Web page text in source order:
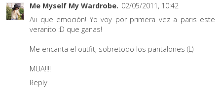
Me Myself My Wardrobe. 02/05/2011, 10:42
Aii que emoción! Yo voy por primera vez a paris este
veranito :D que ganas!
Me encanta el outfit, sobretodo los pantalones (L)
MUA!!!!
Reply